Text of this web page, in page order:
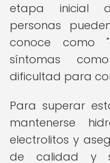
etapa inicial
personas
conoce como
síntomas
dificultad para
Para superar
mantenerse
electrolitos y
de calidad y